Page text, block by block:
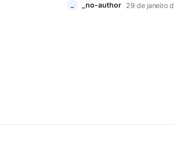
_no-author 29 de janeiro